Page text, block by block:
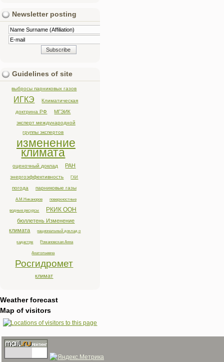
Newsletter posting
Guidelines of site
выбросы парниковых газов
ИГКЭ
Климатическая
доктрина РФ
МГЭИК
эксперт международной
группы экспертов
изменение
климата
оценочный доклад РАН
энергоэффективность ГХИ
погода парниковые газы
А.М.Никаноров поверхностные
водные ресурсы РКИК ООН
бюллетень Изменение
климата
национальный доклад о
кадастре Романовская Анна
Анатольевна
Росгидромет
климат
Weather forecast
Map of visitors